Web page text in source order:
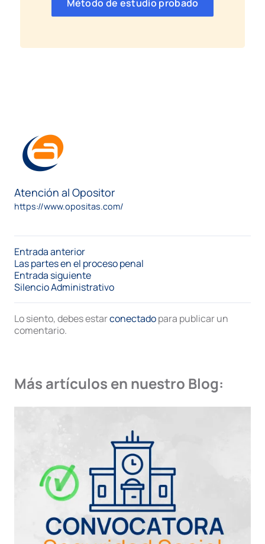
Método de estudio probado
Atención al Opositor
https://www.opositas.com/
Entrada anterior
Las partes en el proceso penal
Entrada siguiente
Silencio Administrativo
Lo siento, debes estarconectadopara publicar un
comentario.
Más artículos en nuestro Blog: